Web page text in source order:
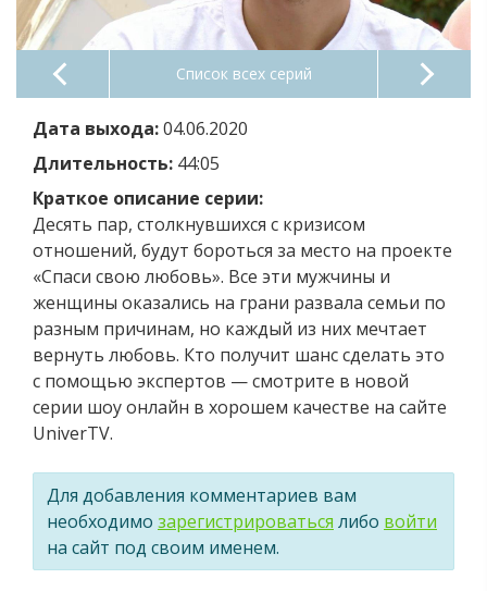
Список всех серий
Дата выхода:04.06.2020
Длительность: 44:05
Краткое описание серии:
Десять пар, столкнувшихся с кризисом
отношений, будут бороться за место на проекте
«Спаси свою любовь». Все эти мужчины и
женщины оказались на грани развала семьи по
разным причинам, но каждый из них мечтает
вернуть любовь. Кто получит шанс сделать это
с помощью экспертов — смотрите в новой
серии шоу онлайн в хорошем качестве на сайте
UniverTV.
Для добавления комментариев вам
необходимо зарегистрироваться либо войти
на сайт под своим именем.